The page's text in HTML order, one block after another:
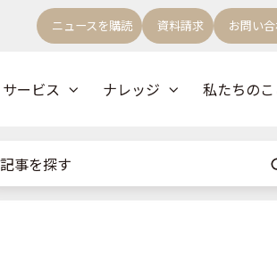
ニュースを購読 資料請求 お問い
サービス ナレッジ 私たちのこ